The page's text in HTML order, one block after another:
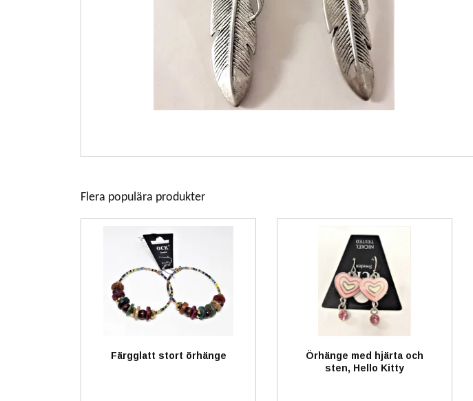
Flera populära produkter
Färgglatt stort örhänge
Örhänge med hjärta och
sten, Hello Kitty